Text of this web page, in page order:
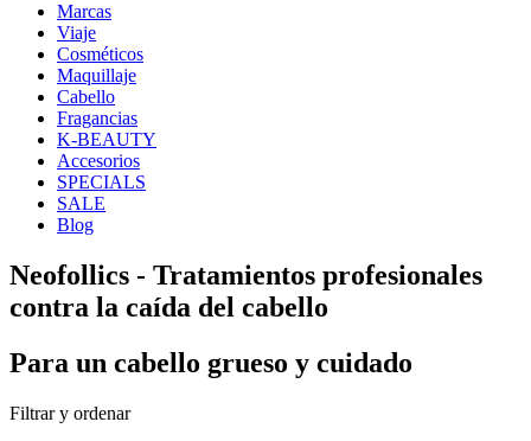
Marcas
Viaje
Cosméticos
Maquillaje
Cabello
Fragancias
K-BEAUTY
Accesorios
SPECIALS
SALE
Blog
Neofollics - Tratamientos profesionales
contra la caída del cabello
Para un cabello grueso y cuidado
Filtrar y ordenar